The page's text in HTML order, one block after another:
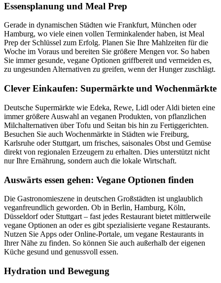
Essensplanung und Meal Prep
Gerade in dynamischen Städten wie Frankfurt, München oder
Hamburg, wo viele einen vollen Terminkalender haben, ist Meal
Prep der Schlüssel zum Erfolg. Planen Sie Ihre Mahlzeiten für die
Woche im Voraus und bereiten Sie größere Mengen vor. So haben
Sie immer gesunde, vegane Optionen griffbereit und vermeiden es,
zu ungesunden Alternativen zu greifen, wenn der Hunger zuschlägt.
Clever Einkaufen: Supermärkte und Wochenmärkte
Deutsche Supermärkte wie Edeka, Rewe, Lidl oder Aldi bieten eine
immer größere Auswahl an veganen Produkten, von pflanzlichen
Milchalternativen über Tofu und Seitan bis hin zu Fertiggerichten.
Besuchen Sie auch Wochenmärkte in Städten wie Freiburg,
Karlsruhe oder Stuttgart, um frisches, saisonales Obst und Gemüse
direkt von regionalen Erzeugern zu erhalten. Dies unterstützt nicht
nur Ihre Ernährung, sondern auch die lokale Wirtschaft.
Auswärts essen gehen: Vegane Optionen finden
Die Gastronomieszene in deutschen Großstädten ist unglaublich
veganfreundlich geworden. Ob in Berlin, Hamburg, Köln,
Düsseldorf oder Stuttgart – fast jedes Restaurant bietet mittlerweile
vegane Optionen an oder es gibt spezialisierte vegane Restaurants.
Nutzen Sie Apps oder Online-Portale, um vegane Restaurants in
Ihrer Nähe zu finden. So können Sie auch außerhalb der eigenen
Küche gesund und genussvoll essen.
Hydration und Bewegung